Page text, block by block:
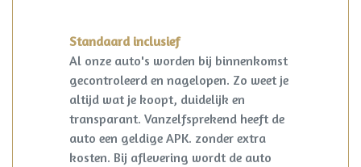
Standaard inclusief
Al onze auto's worden bij binnenkomst
gecontroleerd en nagelopen. Zo weet je
altijd wat je koopt, duidelijk en
transparant. Vanzelfsprekend heeft de
auto een geldige APK. zonder extra
kosten. Bij aflevering wordt de auto